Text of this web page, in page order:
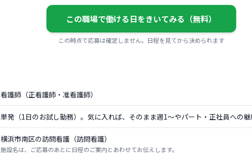
この職場で働ける日をきいてみる（無料）
この時点で応募は確定しません。日程を見てから決められます
看護師（正看護師・准看護師）
単発（1日のお試し勤務）。気に入れば、そのまま週1〜やパート・正社員への継
横浜市南区の訪問看護（訪問看護）
施設名は、ご応募のあとに日程のご案内とあわせてお伝えします。